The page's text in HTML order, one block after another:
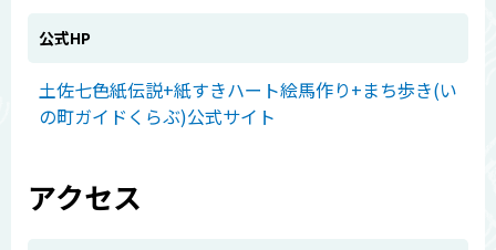
公式HP
土佐七色紙伝説+紙すきハート絵馬作り+まち歩き(い
の町ガイドくらぶ)公式サイト
アクセス